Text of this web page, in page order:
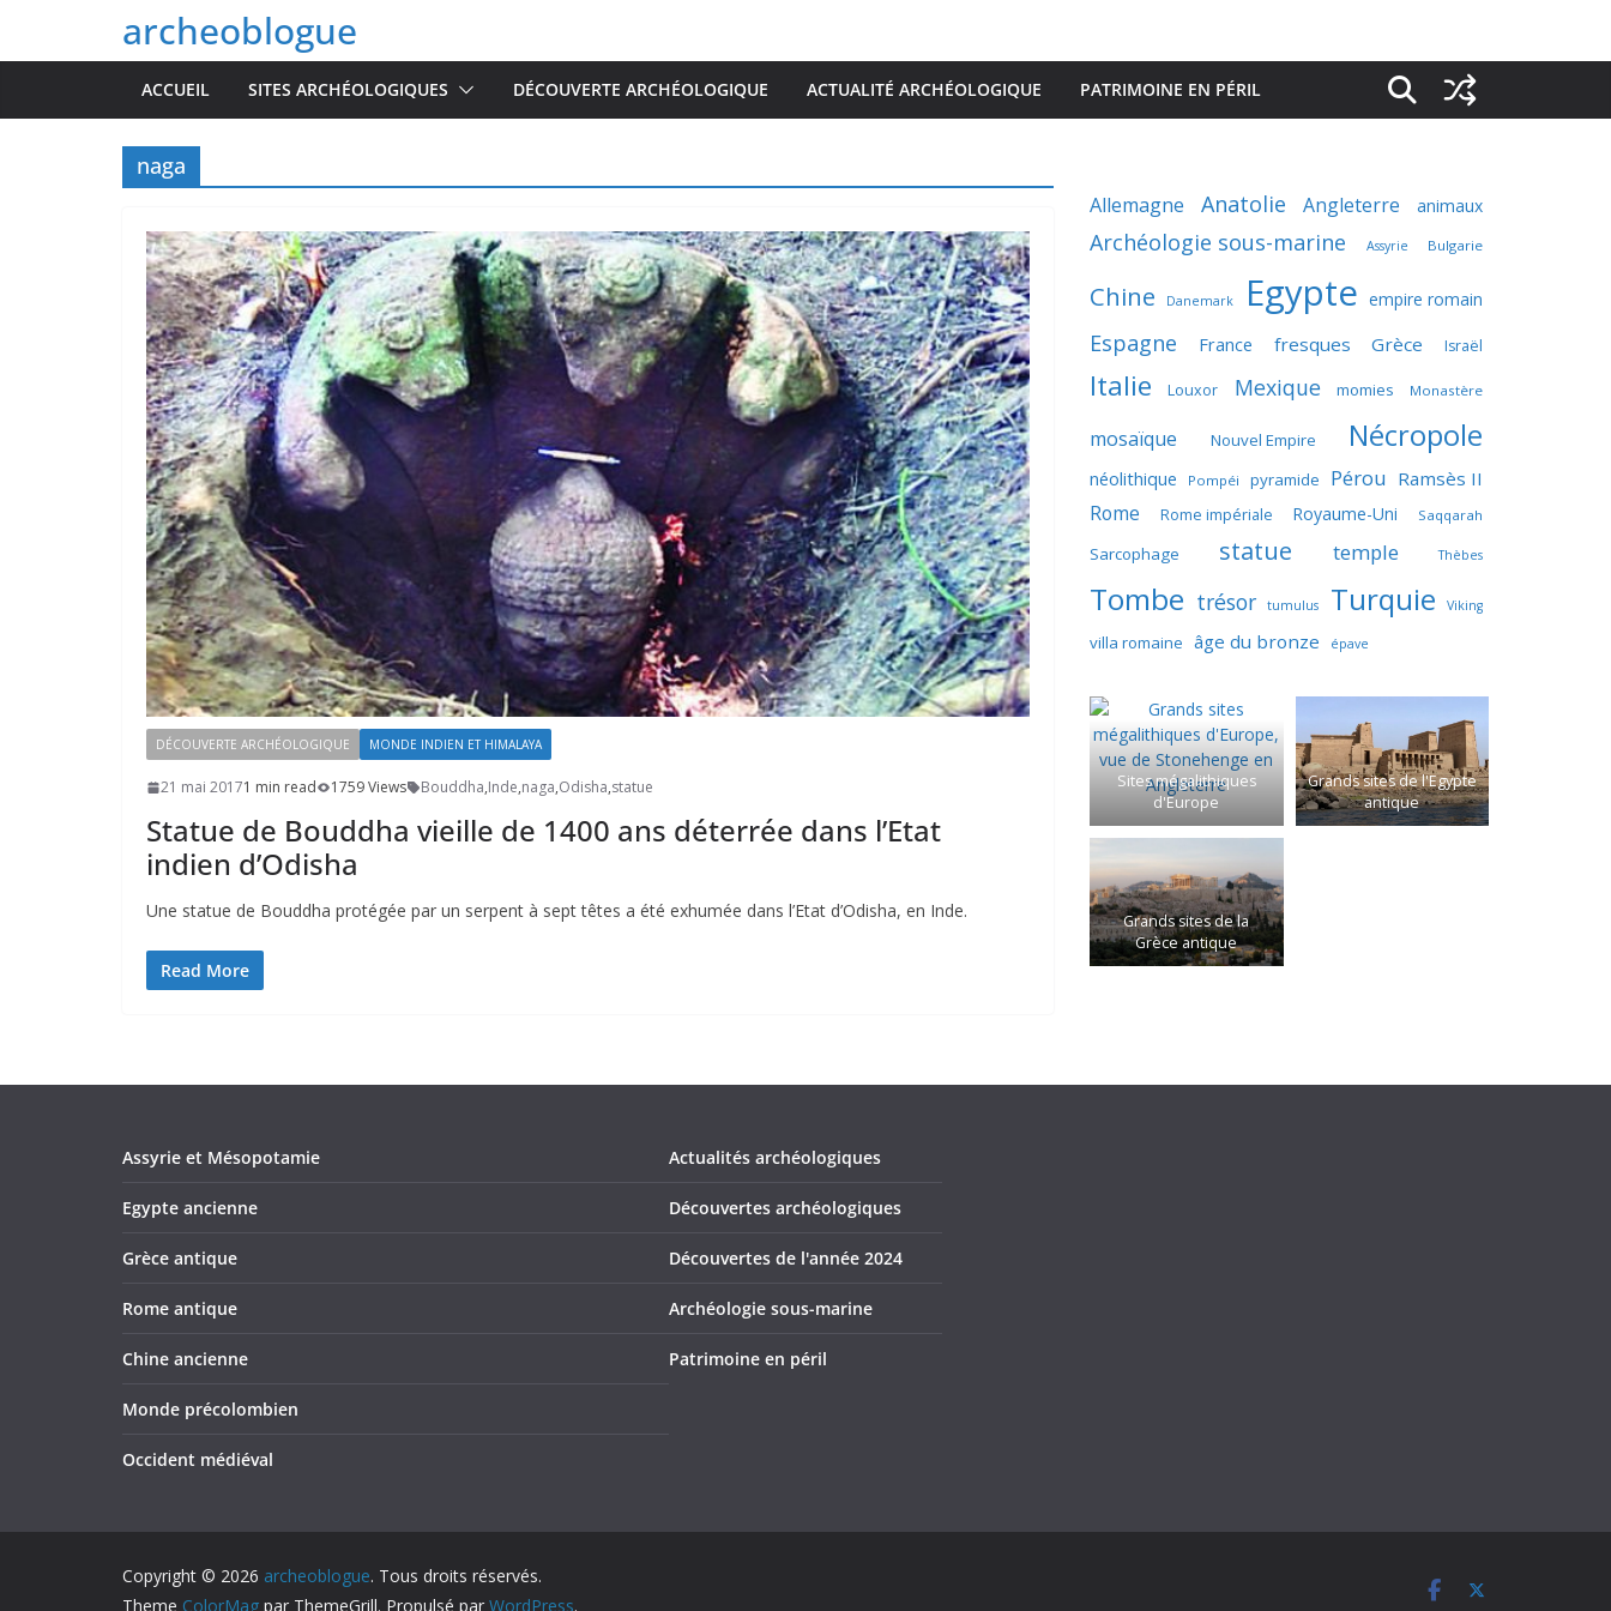
archeoblogue
ACCUEIL SITES ARCHÉOLOGIQUES DÉCOUVERTE ARCHÉOLOGIQUE ACTUALITÉ ARCHÉOLOGIQUE PATRIMOINE EN PÉRIL
naga
DÉCOUVERTE ARCHÉOLOGIQUE MONDE INDIEN ET HIMALAYA
21 mai 20171 min read 1759 Views Bouddha,Inde,naga,Odisha,statue
Statue de Bouddha vieille de 1400 ans déterrée dans l’Etat
indien d’Odisha
Une statue de Bouddha protégée par un serpent à sept têtes a été exhumée dans l’Etat d’Odisha, en Inde.
Read More
Allemagne Anatolie Angleterre animaux
Archéologie sous-marine Assyrie Bulgarie
Chine Danemark Egypte empire romain
Espagne France fresques Grèce Israël
Italie Louxor Mexique momies Monastère
mosaïque Nouvel Empire Nécropole
néolithique Pompéi pyramide Pérou Ramsès II
Rome Rome impériale Royaume-Uni Saqqarah
Sarcophage statue temple Thèbes
Tombe trésor tumulus Turquie Viking
villa romaine âge du bronze épave
Sites mégalithiques
d'Europe
Grands sites de l'Egypte
antique
Grands sites de la
Grèce antique
Assyrie et Mésopotamie
Egypte ancienne
Grèce antique
Rome antique
Chine ancienne
Monde précolombien
Occident médiéval
Actualités archéologiques
Découvertes archéologiques
Découvertes de l'année 2024
Archéologie sous-marine
Patrimoine en péril
Copyright © 2026 archeoblogue. Tous droits réservés.
Theme ColorMag par ThemeGrill. Propulsé par WordPress.